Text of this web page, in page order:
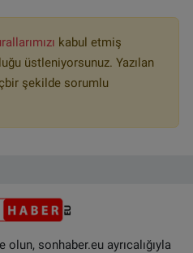
kabul etmiş
üstleniyorsunuz. Yazılan
şekilde sorumlu
sonhaber.eu ayrıcalığıyla